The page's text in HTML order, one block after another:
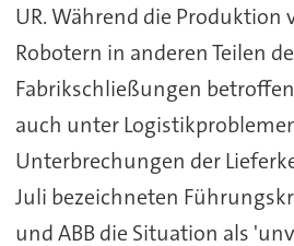
UR. Während die Produktion
Robotern in anderen Teilen
Fabrikschließungen
auch unter
Unterbrechungen der
Juli bezeichneten
und ABB die Situation als